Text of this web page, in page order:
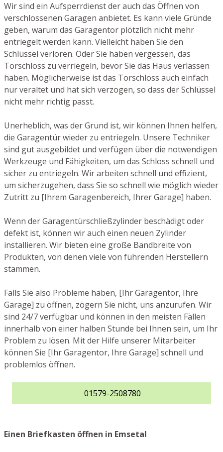
Wir sind ein Aufsperrdienst der auch das Öffnen von
verschlossenen Garagen anbietet. Es kann viele Gründe
geben, warum das Garagentor plötzlich nicht mehr
entriegelt werden kann. Vielleicht haben Sie den
Schlüssel verloren. Oder Sie haben vergessen, das
Torschloss zu verriegeln, bevor Sie das Haus verlassen
haben. Möglicherweise ist das Torschloss auch einfach
nur veraltet und hat sich verzogen, so dass der Schlüssel
nicht mehr richtig passt.
Unerheblich, was der Grund ist, wir können Ihnen helfen,
die Garagentür wieder zu entriegeln. Unsere Techniker
sind gut ausgebildet und verfügen über die notwendigen
Werkzeuge und Fähigkeiten, um das Schloss schnell und
sicher zu entriegeln. Wir arbeiten schnell und effizient,
um sicherzugehen, dass Sie so schnell wie möglich wieder
Zutritt zu [Ihrem Garagenbereich, Ihrer Garage] haben.
Wenn der Garagentürschließzylinder beschädigt oder
defekt ist, können wir auch einen neuen Zylinder
installieren. Wir bieten eine große Bandbreite von
Produkten, von denen viele von führenden Herstellern
stammen.
Falls Sie also Probleme haben, [Ihr Garagentor, Ihre
Garage] zu öffnen, zögern Sie nicht, uns anzurufen. Wir
sind 24/7 verfügbar und können in den meisten Fällen
innerhalb von einer halben Stunde bei Ihnen sein, um Ihr
Problem zu lösen. Mit der Hilfe unserer Mitarbeiter
können Sie [Ihr Garagentor, Ihre Garage] schnell und
problemlos öffnen.
01579-2508780
Einen Briefkasten öffnen in Emsetal